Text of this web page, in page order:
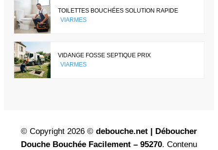
TOILETTES BOUCHÉES SOLUTION RAPIDE
VIARMES
VIDANGE FOSSE SEPTIQUE PRIX
VIARMES
© Copyright 2026 © debouche.net | Déboucher
Douche Bouchée Facilement – 95270. Contenu